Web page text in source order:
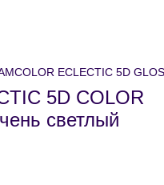
ECLECTIC 5D
5D COLOR
светлый